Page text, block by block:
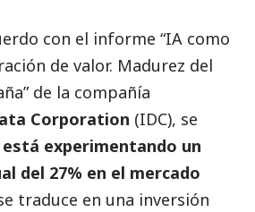
con el informe “IA como
de valor. Madurez del
” de la compañía
Corporation (IDC), se
experimentando un
del 27% en el mercado
traduce en una inversión